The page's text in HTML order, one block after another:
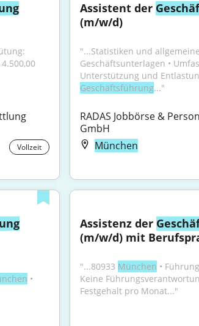
Vollzeit
Assistent der
(m/w/d)
"...Statistiken und
Geschäftsunterlagen •
Geschäftsführung..."
RADAS Jobbörse &
GmbH
München
•
Assistenz der
(m/w/d) mit
"...80933 München •
Keine
Festgehalt pro Monat..."